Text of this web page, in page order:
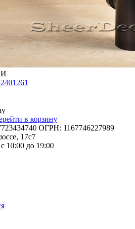
в корзину
ОГРН: 1167746227989
17с7
10:00 до 19:00